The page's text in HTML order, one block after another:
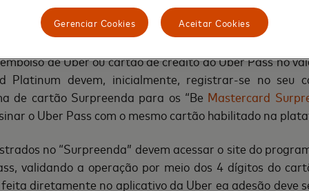
Black e Platinum que fazem parte do
cashback de 50% na assinatura do Uber Pass durante
de Uber ou cartão de crédito do Uber Pass no
Platinum devem, inicialmente, registrar-se no seu
de cartão Surpreenda para os “Be Mastercard
o Uber Pass com o mesmo cartão habilitado na
no “Surpreenda” devem acessar o site do
validando a operação por meio dos 4 dígitos do
feita diretamente no aplicativo da Uber ea adesão deve
Aceitar Cookies
Gerenciar Cookies